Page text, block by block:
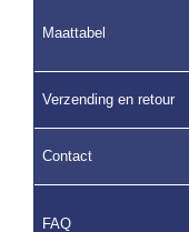
Maattabel
Verzending en retour
Contact
FAQ